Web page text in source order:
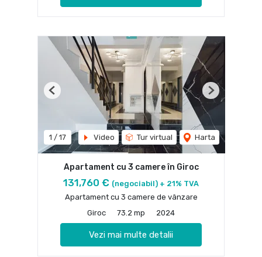
1 / 17 Video Tur virtual Harta
Previous Next
Apartament cu 3 camere în Giroc
131,760 € (negociabil) + 21% TVA
Apartament cu 3 camere de vânzare
Giroc
73.2 mp 2024
Vezi mai multe detalii